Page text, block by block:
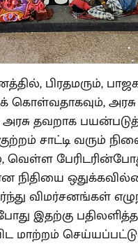
பிரதமரும்,
கொள்வதாகவும்,
தவறாக
சாட்டி வரும்
வெள்ள
நிதியை
விமர்சனங்கள்
இதற்கு
மாற்றம்